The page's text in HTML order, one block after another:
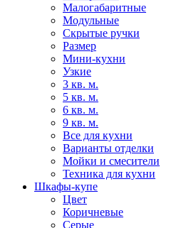
Малогабаритные
Модульные
Скрытые ручки
Размер
Мини-кухни
Узкие
3 кв. м.
5 кв. м.
6 кв. м.
9 кв. м.
Все для кухни
Варианты отделки
Мойки и смесители
Техника для кухни
Шкафы-купе
Цвет
Коричневые
Серые